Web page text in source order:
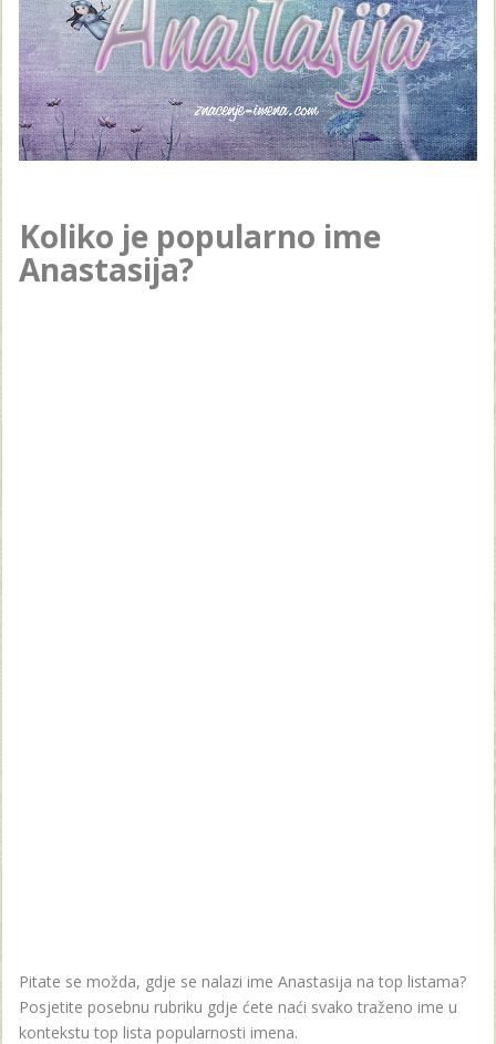
Koliko je popularno ime
Anastasija?
Pitate se možda, gdje se nalazi ime Anastasija na top listama?
Posjetite posebnu rubriku gdje ćete naći svako traženo ime u
kontekstu top lista popularnosti imena.